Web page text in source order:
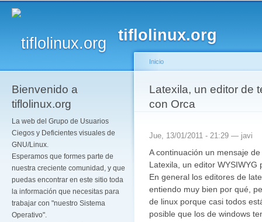
tiflolinux.org
Bienvenido a
tiflolinux.org
La web del Grupo de Usuarios
Ciegos y Deficientes visuales de
GNU/Linux.
Esperamos que formes parte de
nuestra creciente comunidad, y que
puedas encontrar en este sitio toda
la información que necesitas para
trabajar con "nuestro Sistema
Operativo".
Se encuentra usted
Inicio
Latexila, un editor de
con Orca
Jue, 13/01/2011 - 21:29 — javi
A continuación un mensaje
Latexila, un editor
En general los editores de
entiendo muy bien por qué,
de linux porque casi todos
posible que los de windows